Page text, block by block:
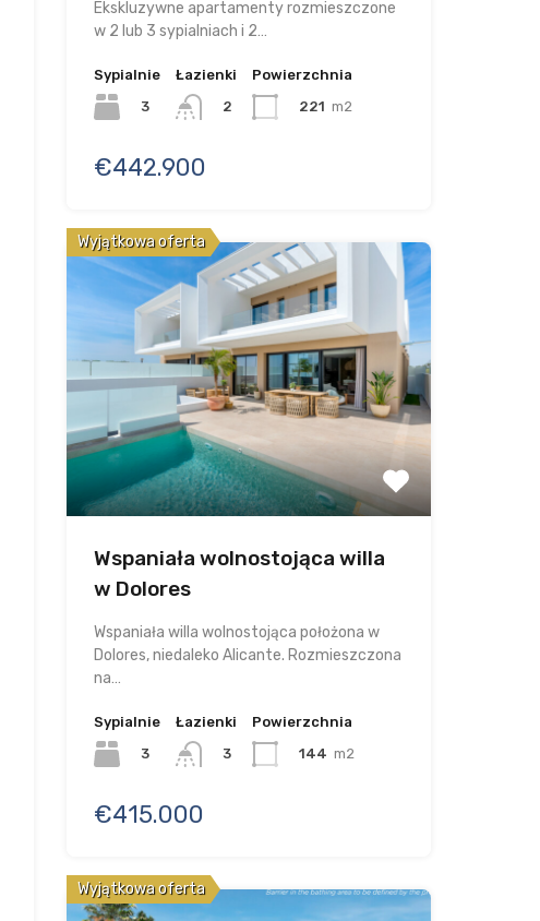
Ekskluzywne apartamenty rozmieszczone
w 2 lub 3 sypialniach i 2…
Sypialnie
3
Łazienki
2
Powierzchnia
221 m2
€442.900
Wyjątkowa oferta
Wspaniała wolnostojąca willa
w Dolores
Wspaniała willa wolnostojąca położona w
Dolores, niedaleko Alicante. Rozmieszczona
na…
Sypialnie
3
Łazienki
3
Powierzchnia
144 m2
€415.000
Wyjątkowa oferta